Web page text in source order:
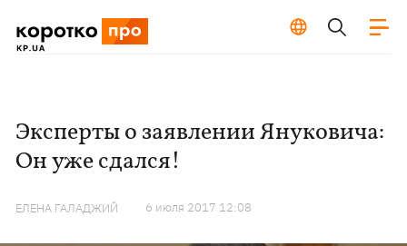
Эксперты о заявлении Януковича:
Он уже сдался!
ЕЛЕНА ГАЛАДЖИЙ 6 июля 2017 12:08